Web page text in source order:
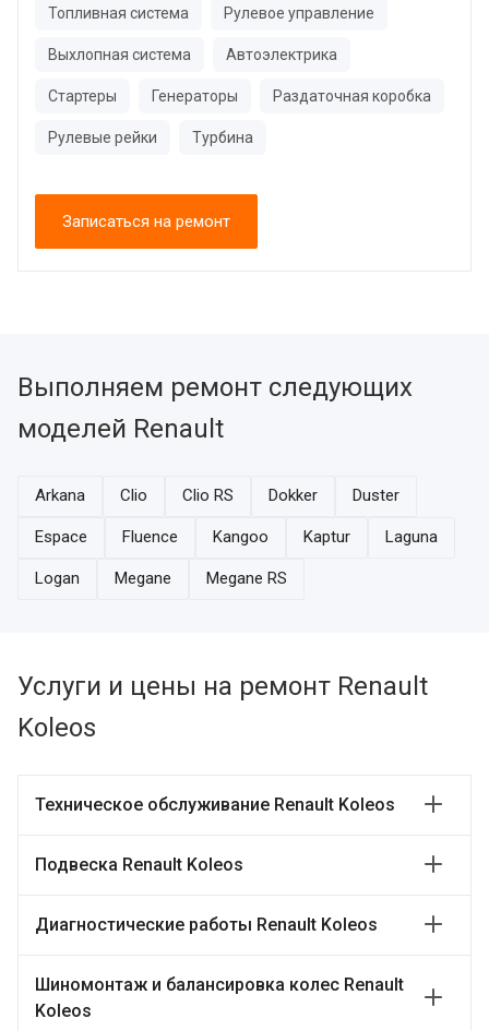
Топливная система Рулевое управление
Выхлопная система Автоэлектрика
Стартеры Генераторы Раздаточная коробка
Рулевые рейки Турбина
Записаться на ремонт
Выполняем ремонт следующих
моделей Renault
Arkana Clio Clio RS Dokker Duster
Espace Fluence Kangoo Kaptur Laguna
Logan Megane Megane RS
Услуги и цены на ремонт Renault
Koleos
Техническое обслуживание Renault Koleos
Подвеска Renault Koleos
Диагностические работы Renault Koleos
Шиномонтаж и балансировка колес Renault
Koleos